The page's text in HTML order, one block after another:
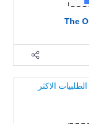
الاكثر